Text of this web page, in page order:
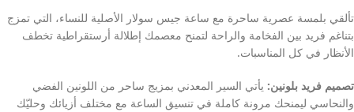
تألقي بلمسة عصرية ساحرة مع ساعة جيس سولار الأصلية للنساء، التي تمزج
بتناغم فريد بين الفخامة والراحة لتمنح معصمك إطلالة أرستقراطية تخطف
الأنظار في كل المناسبات.
تصميم فريد بلونين: يأتي السير المعدني بمزيج ساحر من اللونين الفضي
والنحاسي ليمنحك مرونة كاملة في تنسيق الساعة مع مختلف أزيائك وحليّك